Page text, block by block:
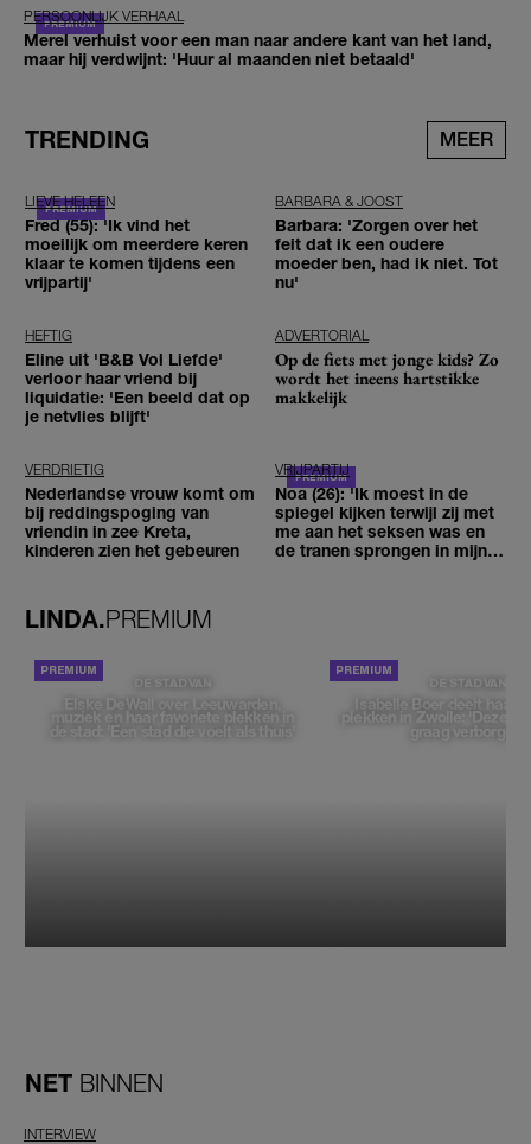
PERSOONLIJK VERHAAL
Merel verhuist voor een man naar andere kant van het land,
maar hij verdwijnt: 'Huur al maanden niet betaald'
TRENDING MEER
LIEVE HELEEN
Fred (55): 'Ik vind het
moeilijk om meerdere keren
klaar te komen tijdens een
vrijpartij'
BARBARA & JOOST
Barbara: 'Zorgen over het
feit dat ik een oudere
moeder ben, had ik niet. Tot
nu'
HEFTIG
Eline uit 'B&B Vol Liefde'
verloor haar vriend bij
liquidatie: 'Een beeld dat op
je netvlies blijft'
ADVERTORIAL
Op de fiets met jonge kids? Zo
wordt het ineens hartstikke
makkelijk
VERDRIETIG
Nederlandse vrouw komt om
bij reddingspoging van
vriendin in zee Kreta,
kinderen zien het gebeuren
VRIJPARTIJ
Noa (26): 'Ik moest in de
spiegel kijken terwijl zij met
me aan het seksen was en
de tranen sprongen in mijn
LINDA.PREMIUM
DE STAD VAN
Elske DeWall over Leeuwarden,
muziek en haar favoriete plekken in
de stad: 'Een stad die voelt als thuis'
DE STAD VAN
Isabelle Boer deelt haar
plekken in Zwolle: 'Deze
graag verborgen'
NET BINNEN
INTERVIEW